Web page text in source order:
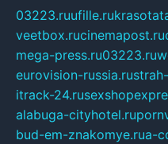
03223.ruufille.ru
veetbox.rucinemapost.ru
mega-press.ru03223.ru
eurovision-russia.ru
itrack-24.ru
alabuga-cityhotel.ru
bud-em-znakomye.rua-